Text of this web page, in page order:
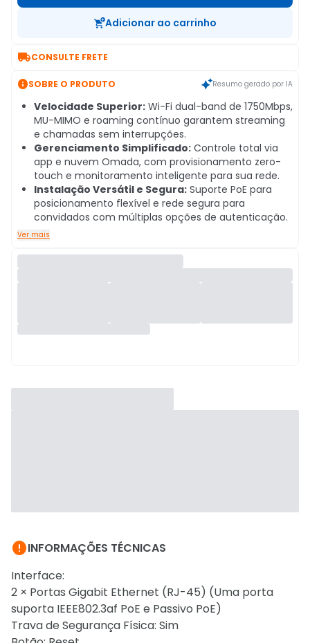
Adicionar ao carrinho
CONSULTE FRETE
SOBRE O PRODUTO Resumo gerado por IA
Velocidade Superior: Wi-Fi dual-band de 1750Mbps,
MU-MIMO e roaming contínuo garantem streaming
e chamadas sem interrupções.
Gerenciamento Simplificado: Controle total via
app e nuvem Omada, com provisionamento zero-
touch e monitoramento inteligente para sua rede.
Instalação Versátil e Segura: Suporte PoE para
posicionamento flexível e rede segura para
convidados com múltiplas opções de autenticação.
Ver mais
INFORMAÇÕES TÉCNICAS
Interface:
2 × Portas Gigabit Ethernet (RJ-45) (Uma porta
suporta IEEE802.3af PoE e Passivo PoE)
Trava de Segurança Física: Sim